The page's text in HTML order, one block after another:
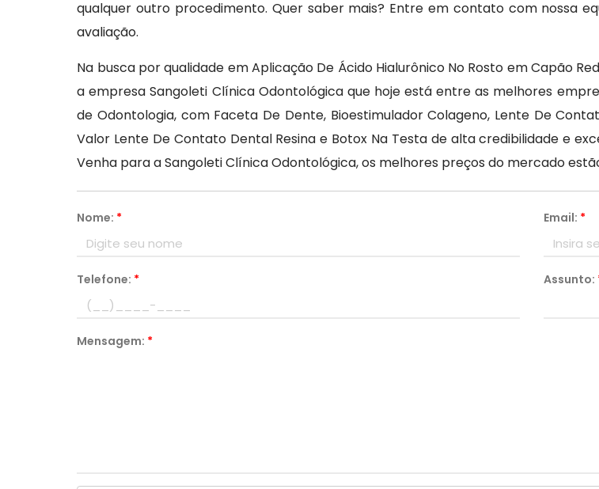
qualquer outro procedimento. Quer saber mais? Entre em contato com nossa
avaliação.
Na busca por qualidade em Aplicação De Ácido Hialurônico No Rosto em Capão
a empresa Sangoleti Clínica Odontológica que hoje está entre as melhores
de Odontologia, com Faceta De Dente, Bioestimulador Colageno, Lente De
Valor Lente De Contato Dental Resina e Botox Na Testa de alta credibilidade e
Venha para a Sangoleti Clínica Odontológica, os melhores preços do mercado
Nome: * Email: *
Telefone: * Assunto:
Mensagem: *